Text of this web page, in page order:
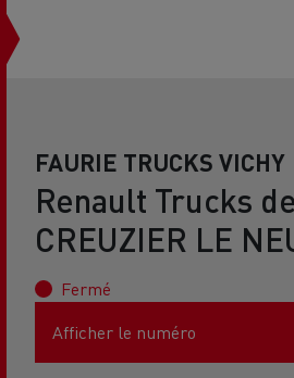
FAURIE TRUCKS VICHY
Renault Trucks
CREUZIER LE
Fermé
Afficher le numéro